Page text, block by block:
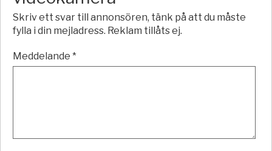
Skriv ett svar till annonsören, tänk på att du måste
fylla i din mejladress. Reklam tillåts ej.
Meddelande *